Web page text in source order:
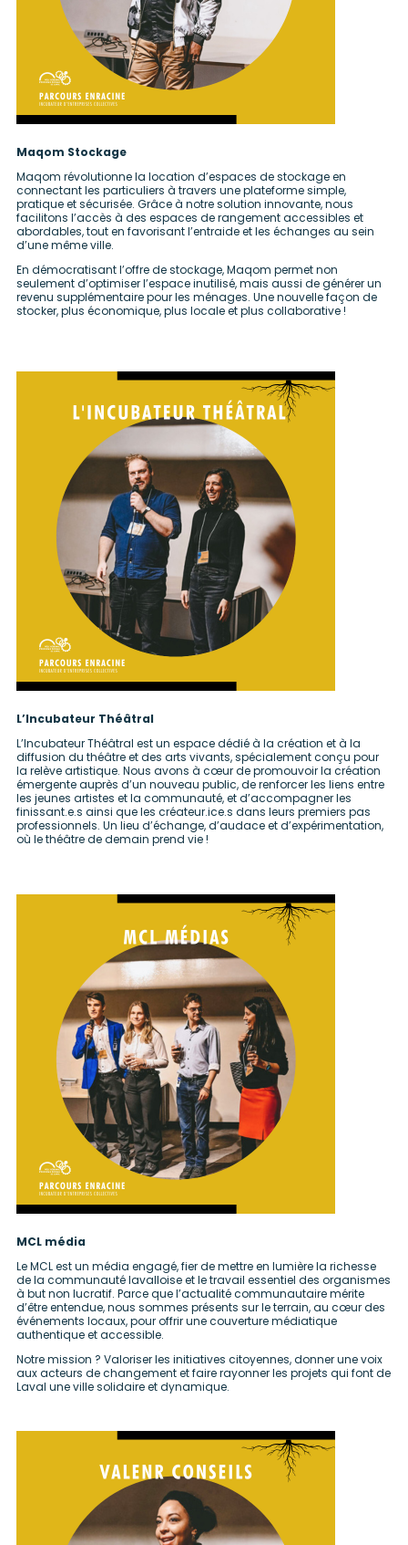
Maqom Stockage
Maqom révolutionne la location d’espaces de stockage en
connectant les particuliers à travers une plateforme simple,
pratique et sécurisée. Grâce à notre solution innovante, nous
facilitons l’accès à des espaces de rangement accessibles et
abordables, tout en favorisant l’entraide et les échanges au sein
d’une même ville.
En démocratisant l’offre de stockage, Maqom permet non
seulement d’optimiser l’espace inutilisé, mais aussi de générer un
revenu supplémentaire pour les ménages. Une nouvelle façon de
stocker, plus économique, plus locale et plus collaborative !
L’Incubateur Théâtral
L’Incubateur Théâtral est un espace dédié à la création et à la
diffusion du théâtre et des arts vivants, spécialement conçu pour
la relève artistique. Nous avons à cœur de promouvoir la création
émergente auprès d’un nouveau public, de renforcer les liens entre
les jeunes artistes et la communauté, et d’accompagner les
finissant.e.s ainsi que les créateur.ice.s dans leurs premiers pas
professionnels. Un lieu d’échange, d’audace et d’expérimentation,
où le théâtre de demain prend vie !
MCL média
Le MCL est un média engagé, fier de mettre en lumière la richesse
de la communauté lavalloise et le travail essentiel des organismes
à but non lucratif. Parce que l’actualité communautaire mérite
d’être entendue, nous sommes présents sur le terrain, au cœur des
événements locaux, pour offrir une couverture médiatique
authentique et accessible.
Notre mission ? Valoriser les initiatives citoyennes, donner une voix
aux acteurs de changement et faire rayonner les projets qui font de
Laval une ville solidaire et dynamique.